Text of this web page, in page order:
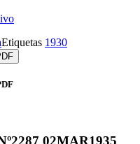
Etiquetas 1930
02MAR1935